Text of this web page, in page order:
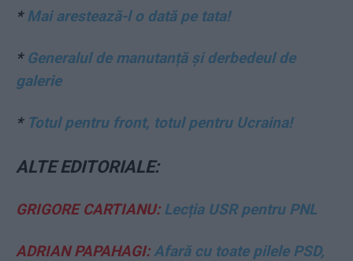
*Mai arestează-l o dată pe tata!
* Generalul de manutanță și derbedeul de
galerie
* Totul pentru front, totul pentru Ucraina!
ALTE EDITORIALE:
GRIGORE CARTIANU:Lecția USR pentru PNL
ADRIAN PAPAHAGI:Afară cu toate pilele PSD,